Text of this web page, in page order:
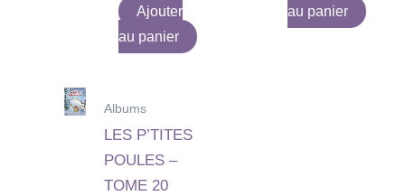
Ajouter
au panier
au panier
Albums
LES P’TITES
POULES –
TOME 20